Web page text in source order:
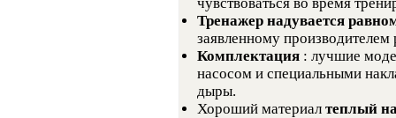
Тренажер надувается
заявленному производителем
Комплектация : лучшие
насосом и специальными
дыры.
Хороший материал теплый